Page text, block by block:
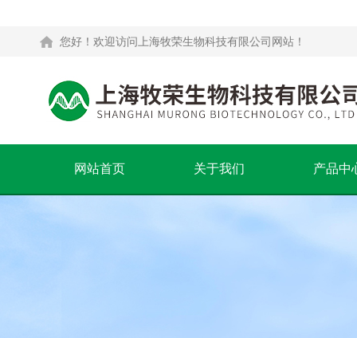
您好！欢迎访问上海牧荣生物科技有限公司网站！
网站首页 关于我们 产品中